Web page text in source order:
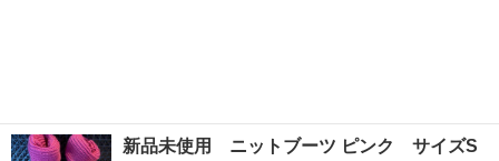
新品未使用 ニットブーツ ピンク サイズS